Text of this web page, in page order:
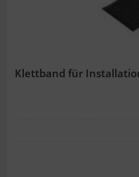
Klettband für